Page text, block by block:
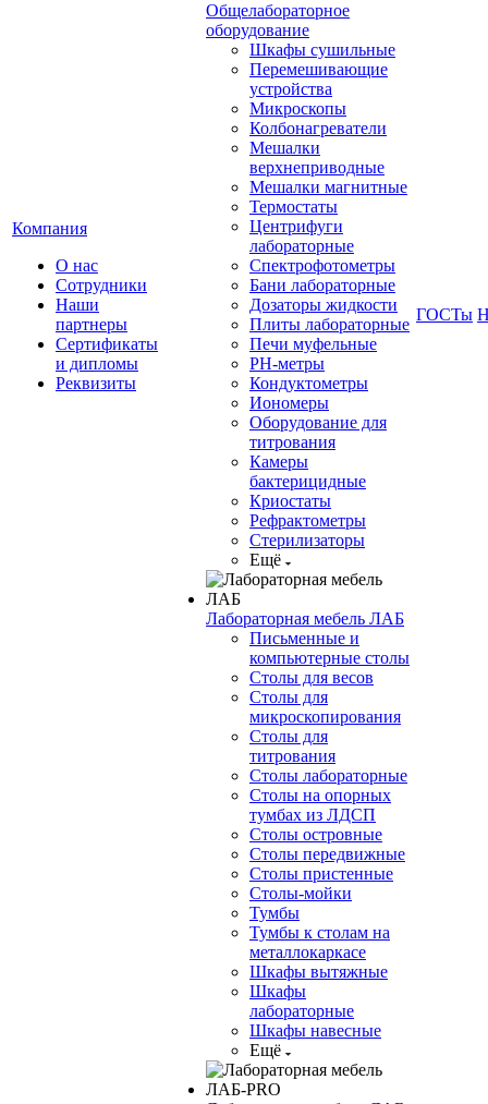
Компания
О нас
Сотрудники
Наши
партнеры
Сертификаты
и дипломы
Реквизиты
Общелабораторное
оборудование
Шкафы сушильные
Перемешивающие
устройства
Микроскопы
Колбонагреватели
Мешалки
верхнеприводные
Мешалки магнитные
Термостаты
Центрифуги
лабораторные
Спектрофотометры
Бани лабораторные
Дозаторы жидкости
Плиты лабораторные
Печи муфельные
РН-метры
Кондуктометры
Иономеры
Оборудование для
титрования
Камеры
бактерицидные
Криостаты
Рефрактометры
Стерилизаторы
Ещё
Лабораторная мебель ЛАБ
Письменные и
компьютерные столы
Столы для весов
Столы для
микроскопирования
Столы для
титрования
Столы лабораторные
Столы на опорных
тумбах из ЛДСП
Столы островные
Столы передвижные
Столы пристенные
Столы-мойки
Тумбы
Тумбы к столам на
металлокаркасе
Шкафы вытяжные
Шкафы
лабораторные
Шкафы навесные
Ещё
ГОСТы